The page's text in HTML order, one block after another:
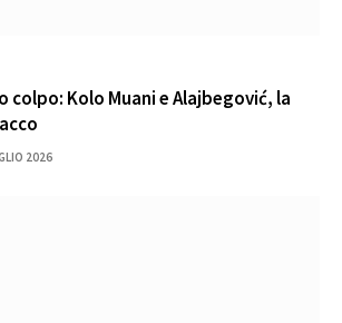
colpo: Kolo Muani e Alajbegović, la
2026